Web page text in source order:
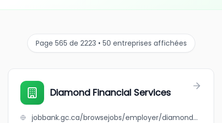
Page 565 de 2223 • 50 entreprises affichées
Diamond Financial Services
jobbank.gc.ca/browsejobs/employer/diamond+financial+services/ca